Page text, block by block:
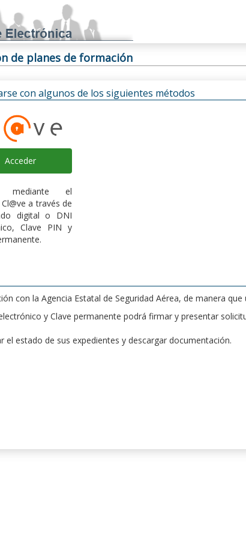
de planes de formación
con algunos de los siguientes métodos
Acceder
mediante el
a través de
digital o DNI
Clave PIN y
con la Agencia Estatal de Seguridad Aérea, de manera que
y Clave permanente podrá firmar y presentar
el estado de sus expedientes y descargar documentación.